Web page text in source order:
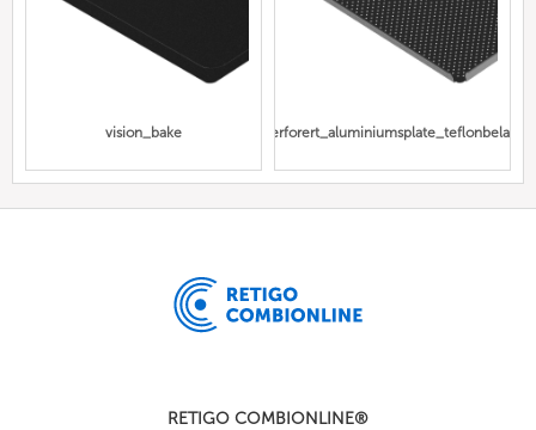
vision_bake perforert_aluminiumsplate_teflonbelagt
RETIGO COMBIONLINE®